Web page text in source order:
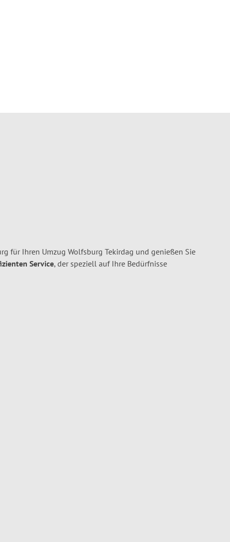
für Ihren Umzug Wolfsburg Tekirdag und genießen Sie
Service, der speziell auf Ihre Bedürfnisse